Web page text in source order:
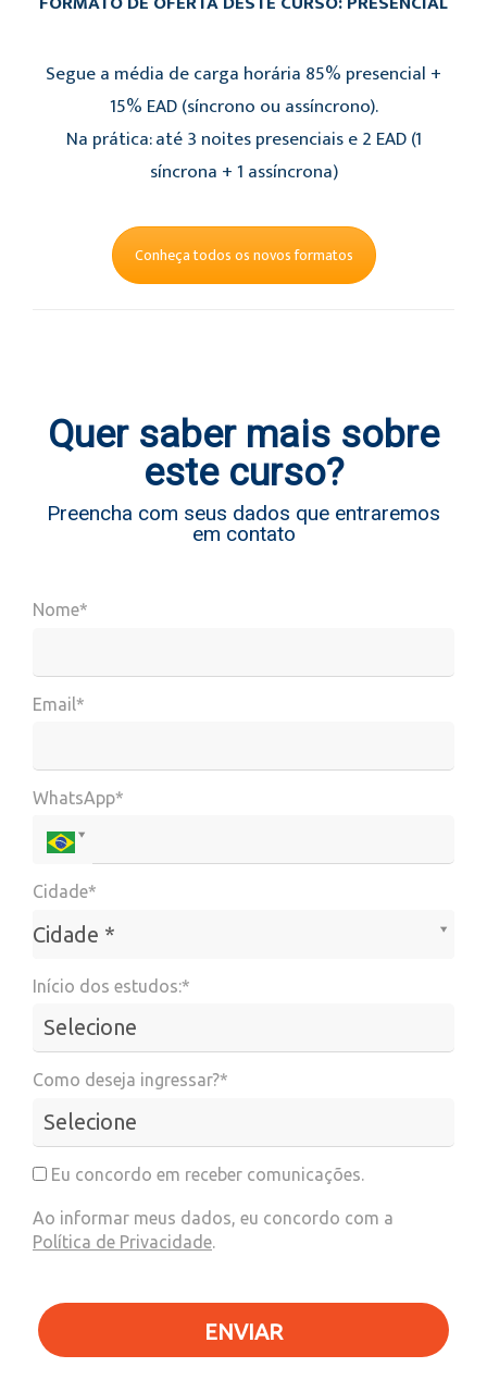
Segue a média de carga horária 85% presencial +
15% EAD (síncrono ou assíncrono).
Na prática: até 3 noites presenciais e 2 EAD (1
síncrona + 1 assíncrona)
Conheça todos os novos formatos
Quer saber mais sobre
este curso?
Preencha com seus dados que entraremos
em contato
Nome*
Email*
WhatsApp*
Cidade*
Cidade *
Cidade*
Início dos estudos:*
Como deseja ingressar?*
Eu concordo em receber comunicações.
Ao informar meus dados, eu concordo com a
Política de Privacidade.
ENVIAR